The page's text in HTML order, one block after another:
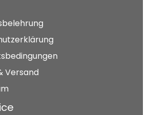
Versand